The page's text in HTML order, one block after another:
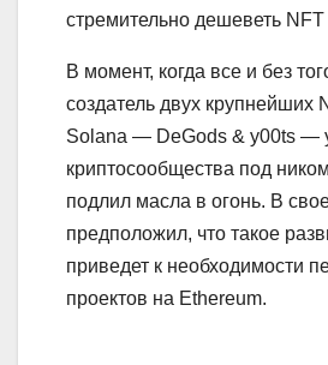
стремительно дешеветь
В момент, когда все и без
создатель двух крупнейших
Solana — DeGods & y00ts —
криптосообщества под
подлил масла в огонь. В
предположил, что такое
приведет к необходимости
проектов на Ethereum.